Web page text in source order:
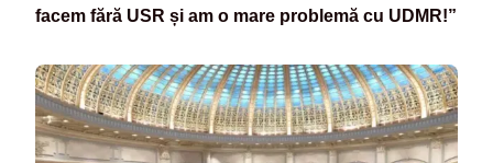
facem fără USR și am o mare problemă cu UDMR!”